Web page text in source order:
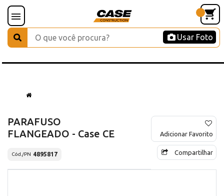
Usar Foto
PARAFUSO
FLANGEADO - Case CE
Cód./PN 4895817
Adicionar Favorito
Compartilhar